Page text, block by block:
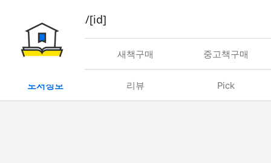
book/rent/[id]
대여 새책구매 중고책구매
도서정보 리뷰 Pick